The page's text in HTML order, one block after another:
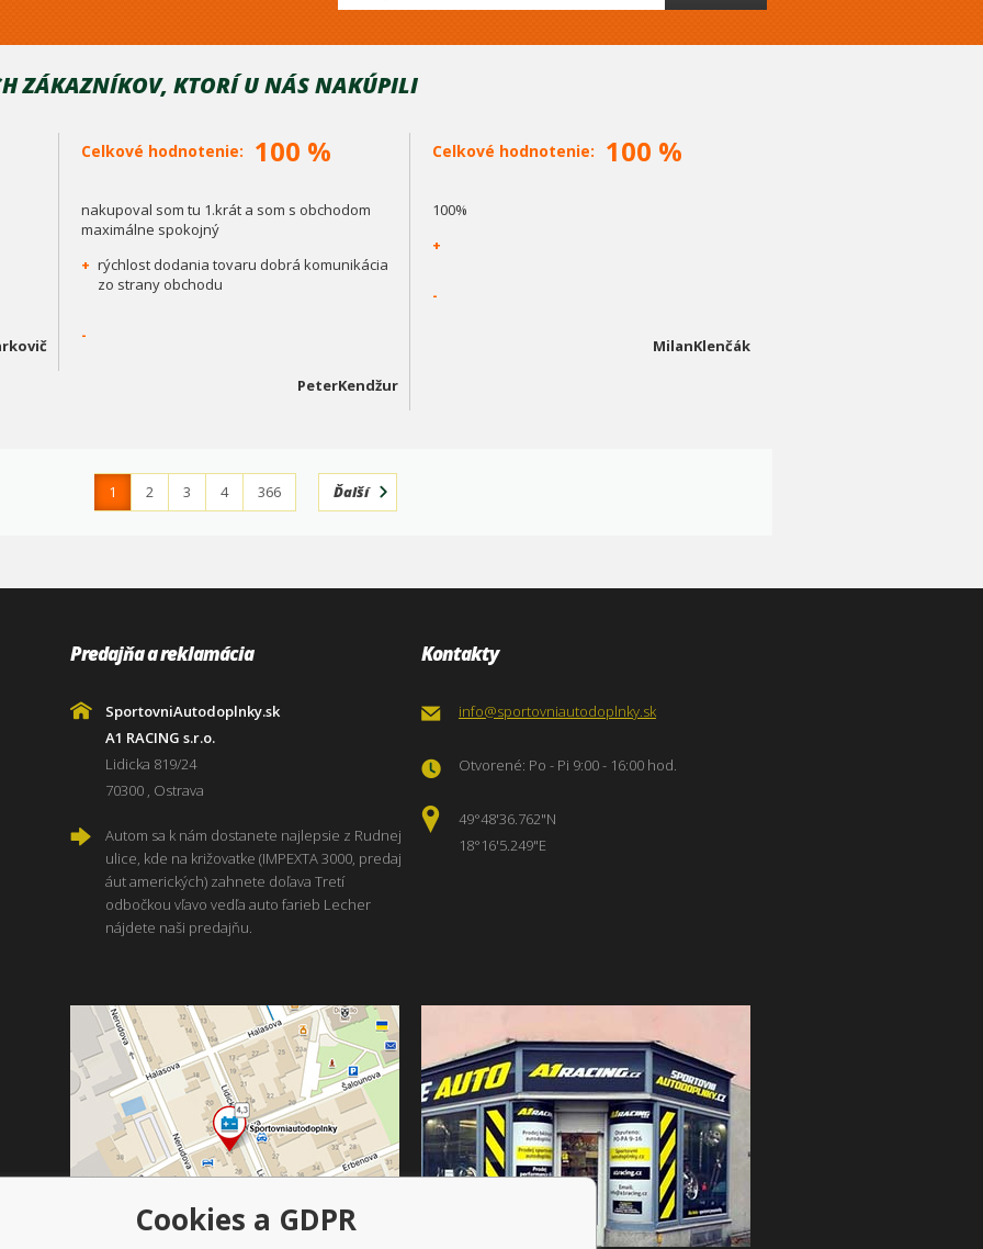
ZÁKAZNÍKOV, KTORÍ U NÁS NAKÚPILI
Celkové hodnotenie: 100 %
nakupoval som tu 1.krát a som s obchodom
maximálne spokojný
+ rýchlost dodania tovaru dobrá komunikácia
zo strany obchodu
-
PeterKendžur
Celkové hodnotenie: 100 %
100%
+
-
MilanKlenčák
1 2 3 4 366 Ďalší
Predajňa a reklamácia
SportovniAutodoplnky.sk
A1 RACING s.r.o.
Lidicka 819/24
70300 , Ostrava
Autom sa k nám dostanete najlepsie z Rudnej
ulice, kde na križovatke (IMPEXTA 3000, predaj
áut amerických) zahnete doľava Tretí
odbočkou vľavo vedľa auto farieb Lecher
nájdete naši predajňu.
Kontakty
info@sportovniautodoplnky.sk
Otvorené: Po - Pi 9:00 - 16:00 hod.
49°48'36.762"N
18°16'5.249"E
Cookies a GDPR